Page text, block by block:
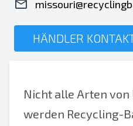
HÄNDLER
Nicht alle Arten
werden Recycling-